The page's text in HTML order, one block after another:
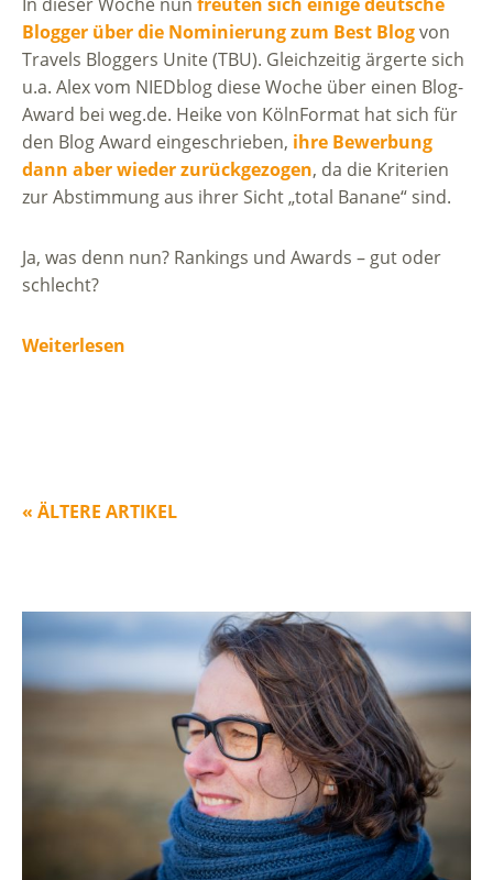
Blogger über die Nominierung zum Best Blogvon
Travels Bloggers Unite (TBU). Gleichzeitig ärgerte sich
u.a. Alex vom NIEDblog diese Woche über einen Blog-
Award bei weg.de. Heike von KölnFormat hat sich für
den Blog Award eingeschrieben, ihre Bewerbung
dann aber wieder zurückgezogen, da die Kriterien
zur Abstimmung aus ihrer Sicht „total Banane“ sind.
Ja, was denn nun? Rankings und Awards – gut oder
schlecht?
Weiterlesen
« ÄLTERE ARTIKEL